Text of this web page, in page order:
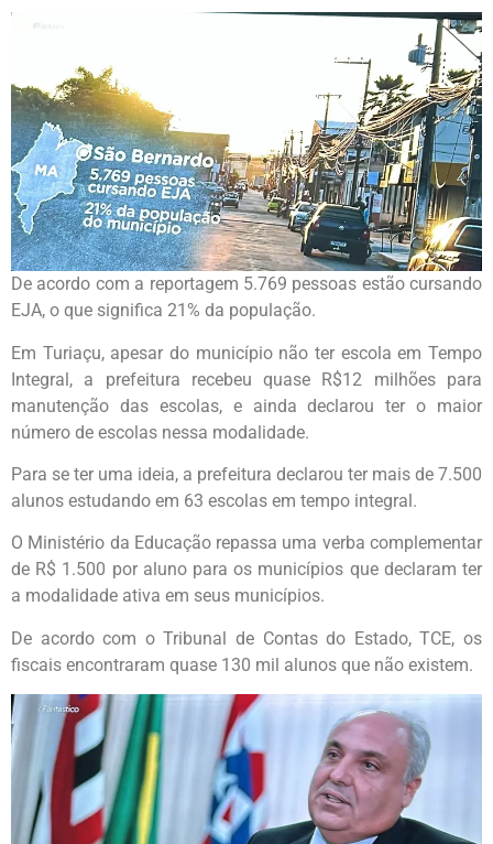
De acordo com a reportagem 5.769 pessoas estão cursando
EJA, o que significa 21% da população.
Em Turiaçu, apesar do município não ter escola em Tempo
Integral, a prefeitura recebeu quase R$12 milhões para
manutenção das escolas, e ainda declarou ter o maior
número de escolas nessa modalidade.
Para se ter uma ideia, a prefeitura declarou ter mais de 7.500
alunos estudando em 63 escolas em tempo integral.
O Ministério da Educação repassa uma verba complementar
de R$ 1.500 por aluno para os municípios que declaram ter
a modalidade ativa em seus municípios.
De acordo com o Tribunal de Contas do Estado, TCE, os
fiscais encontraram quase 130 mil alunos que não existem.